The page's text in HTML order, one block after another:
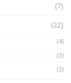
ảnh hưởng
cập
(7)
(22)
(4)
(3)
(3)